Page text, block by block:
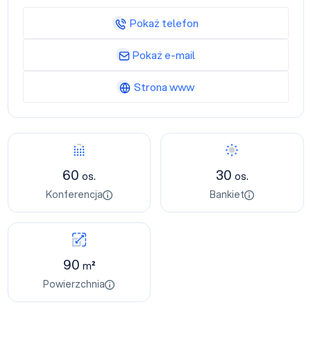
60 os.
Konferencja
30 os.
Bankiet
90 m²
Powierzchnia
Pokaż telefon
Pokaż e-mail
Strona www